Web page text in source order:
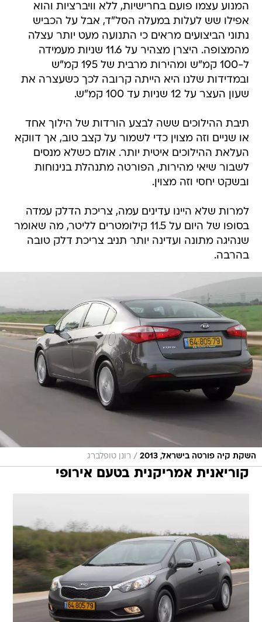
המנוע עצמו פועם בחרישיות, ללא וויברציות והוא
אפילו שש לעלות במעלה הסל"ד, אבל על הכביש
נתוני הביצועים מראים כי התנועה מעט יותר עצלה
מהמצופה. היצרן מצהיר על 11.6 שניות מעמידה
ל-100 קמ"ש ומהירות מרבית של 195 קמ"ש
ובמדידות שלנו היא הייתה קרובה לכך כשעצרה את
שעון העצר על 12 שניות עד 100 קמ"ש.
תיבת ההילוכים ששה לבצע הורדות של הילוך אחד
או שניים וזה מצוין כדי לשמור על קצב טוב, אך דווקא
העלאת ההילוכים איטית יותר. אולם כשלא מנסים
לשבור שיאי מהירות, הפורטה מתנהלת בנינוחות
ובשקט יחסי וזה מצוין.
למרות שלא היינו עדינים עמה, צריכת הדלק עמדה
בסופו של היום על 11.5 קילומטרים לליטר, מה שאומר
שנהיגה מתונה ועדינה יותר תניב צריכת דלק טובה
בהרבה.
השקת קיה פורטה בישראל, 2013 / רונן טופלברג
קוריאנית אמריקנית בטעם אירופי